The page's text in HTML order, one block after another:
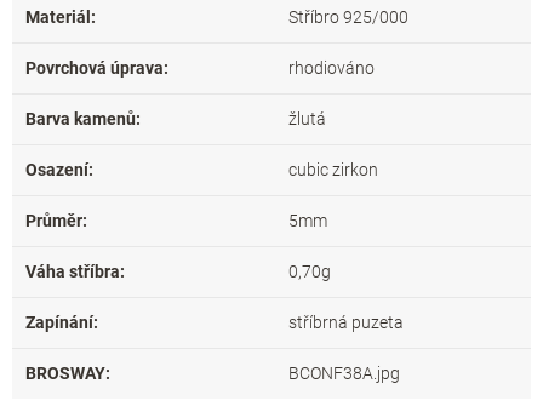
Materiál : Stříbro 925/000
Povrchová úprava: rhodiováno
Barva kamenů: žlutá
Osazení: cubic zirkon
Průměr: 5mm
Váha stříbra: 0,70g
Zapínání: stříbrná puzeta
BROSWAY: BCONF38A.jpg